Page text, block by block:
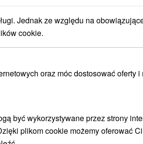
Jednak ze względu na
cookie.
oraz móc dostosować oferty i
być wykorzystywane przez strony
plikom cookie możemy oferować